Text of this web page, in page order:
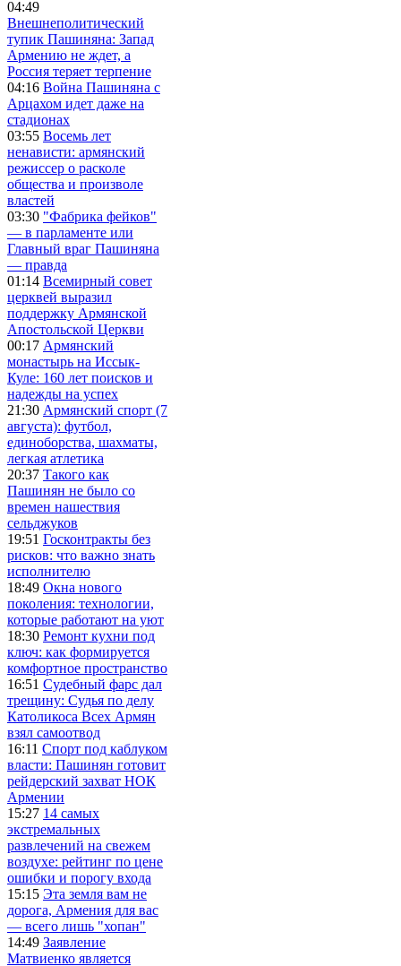
04:49
Внешнеполитический
тупик Пашиняна: Запад
Армению не ждет, а
Россия теряет терпение
04:16 Война Пашиняна с
Арцахом идет даже на
стадионах
03:55 Восемь лет
ненависти: армянский
режиссер о расколе
общества и произволе
властей
03:30 "Фабрика фейков"
— в парламенте или
Главный враг Пашиняна
— правда
01:14 Всемирный совет
церквей выразил
поддержку Армянской
Апостольской Церкви
00:17 Армянский
монастырь на Иссык-
Куле: 160 лет поисков и
надежды на успех
21:30 Армянский спорт (7
августа): футбол,
единоборства, шахматы,
легкая атлетика
20:37 Такого как
Пашинян не было со
времен нашествия
сельджуков
19:51 Госконтракты без
рисков: что важно знать
исполнителю
18:49 Окна нового
поколения: технологии,
которые работают на уют
18:30 Ремонт кухни под
ключ: как формируется
комфортное пространство
16:51 Судебный фарс дал
трещину: Судья по делу
Католикоса Всех Армян
взял самоотвод
16:11 Спорт под каблуком
власти: Пашинян готовит
рейдерский захват НОК
Армении
15:27 14 самых
экстремальных
развлечений на свежем
воздухе: рейтинг по цене
ошибки и порогу входа
15:15 Эта земля вам не
дорога, Армения для вас
— всего лишь "хопан"
14:49 Заявление
Матвиенко является